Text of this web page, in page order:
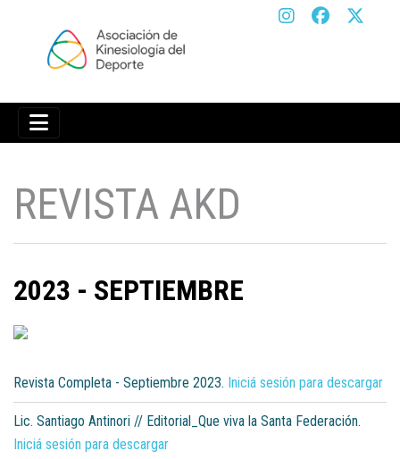
REVISTA AKD
2023 - SEPTIEMBRE
Revista Completa - Septiembre 2023. Iniciá sesión para descargar
Lic. Santiago Antinori // Editorial_Que viva la Santa Federación.
Iniciá sesión para descargar